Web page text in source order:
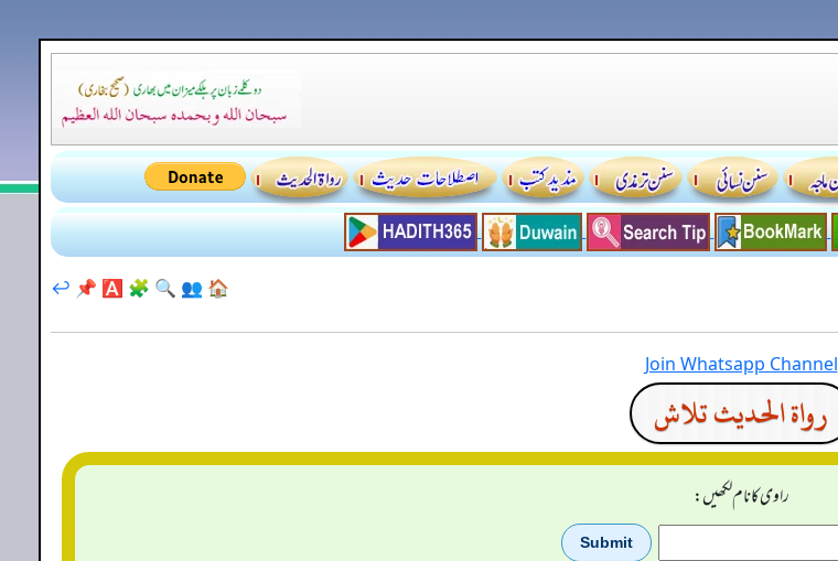
🏠
👥
🔍
🧩
🅰️
📌
↩️
Join Whatsapp Channel
رواة الحديث تلاش
راوی کا نام لکھیں: